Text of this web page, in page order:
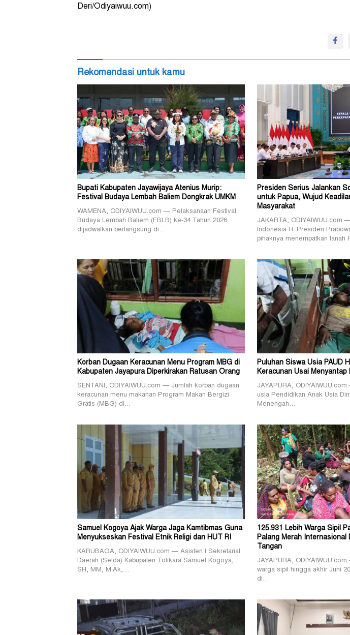
Deri/Odiyaiwuu.com)
Rekomendasi untuk kamu
Bupati Kabupaten Jayawijaya Atenius Murip:
Festival Budaya Lembah Baliem Dongkrak UMKM
WAMENA, ODIYAIWUU.com — Pelaksanaan Festival
Budaya Lembah Baliem (FBLB) ke-34 Tahun 2026
dijadwalkan berlangsung di…
Presiden Serius Jalankan
untuk Papua, Wujud
Masyarakat
JAKARTA, ODIYAIWUU.com
Indonesia H. Presiden
pihaknya menempatkan tanah
Korban Dugaan Keracunan Menu Program MBG di
Kabupaten Jayapura Diperkirakan Ratusan Orang
SENTANI, ODIYAIWUU.com — Jumlah korban dugaan
keracunan menu makanan Program Makan Bergizi
Gratis (MBG) di…
Puluhan Siswa Usia PAUD
Keracunan Usai Menyantap
JAYAPURA,
usia Pendidikan Anak Usia
Menengah…
Samuel Kogoya Ajak Warga Jaga Kamtibmas Guna
Menyukseskan Festival Etnik Religi dan HUT RI
KARUBAGA, ODIYAIWUU.com — Asisten I Sekretariat
Daerah (Setda) Kabupaten Tolikara Samuel Kogoya,
SH, MM, M.Ak,…
125.931 Lebih Warga Sipil
Palang Merah Internasional
Tangan
JAYAPURA,
warga sipil hingga akhir Juni
di…